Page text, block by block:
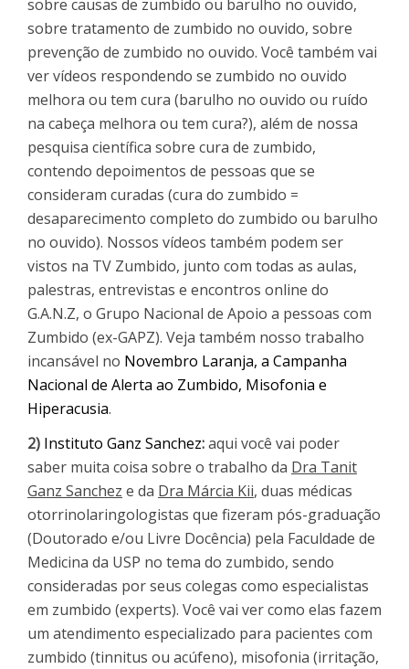
sobre causas de zumbido ou barulho no ouvido,
sobre tratamento de zumbido no ouvido, sobre
prevenção de zumbido no ouvido. Você também vai
ver vídeos respondendo se zumbido no ouvido
melhora ou tem cura (barulho no ouvido ou ruído
na cabeça melhora ou tem cura?), além de nossa
pesquisa científica sobre cura de zumbido,
contendo depoimentos de pessoas que se
consideram curadas (cura do zumbido =
desaparecimento completo do zumbido ou barulho
no ouvido). Nossos vídeos também podem ser
vistos na TV Zumbido, junto com todas as aulas,
palestras, entrevistas e encontros online do
G.A.N.Z, o Grupo Nacional de Apoio a pessoas com
Zumbido (ex-GAPZ). Veja também nosso trabalho
incansável no Novembro Laranja, a Campanha
Nacional de Alerta ao Zumbido, Misofonia e
Hiperacusia.
2) Instituto Ganz Sanchez:aqui você vai poder
saber muita coisa sobre o trabalho da Dra Tanit
Ganz Sanchez e da Dra Márcia Kii, duas médicas
otorrinolaringologistas que fizeram pós-graduação
(Doutorado e/ou Livre Docência) pela Faculdade de
Medicina da USP no tema do zumbido, sendo
consideradas por seus colegas como especialistas
em zumbido (experts). Você vai ver como elas fazem
um atendimento especializado para pacientes com
zumbido (tinnitus ou acúfeno), misofonia (irritação,